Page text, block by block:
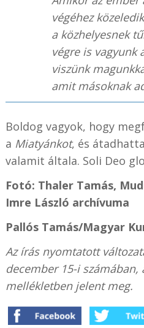
végéhez
a közhelyesnek
végre is vagyunk
viszünk
amit másoknak
Boldog vagyok, hogy
a Miatyánkot, és
valamit általa. Soli Deo
Fotó: Thaler Tamás,
Imre László archívuma
Pallós Tamás/Magyar
Az írás nyomtatott
december 15-i
mellékletben jelent meg.